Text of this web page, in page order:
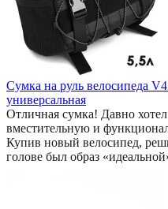
Сумка на руль велосипеда
универсальная
Отличная сумка! Давно
вместительную и
Купив новый велосипед,
голове был образ